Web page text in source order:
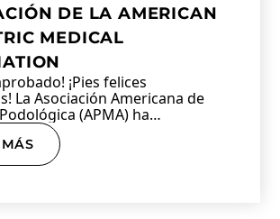
DE LA AMERICAN
MEDICAL
¡Pies felices
La Asociación Americana de
(APMA) ha
su…